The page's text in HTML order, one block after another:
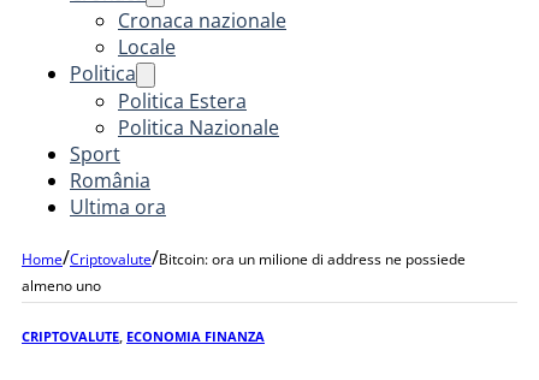
Cronaca nazionale
Locale
Politica
Politica Estera
Politica Nazionale
Sport
România
Ultima ora
Home/Criptovalute/Bitcoin: ora un milione di address ne possiede
almeno uno
CRIPTOVALUTE ECONOMIA FINANZA